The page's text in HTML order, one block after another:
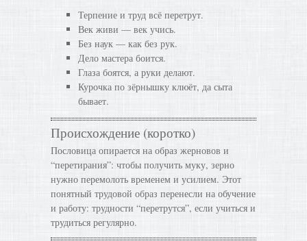
Терпение и труд всё перетрут.
Век живи — век учись.
Без наук — как без рук.
Дело мастера боится.
Глаза боятся, а руки делают.
Курочка по зёрнышку клюёт, да сыта
бывает.
Происхождение (коротко)
Пословица опирается на образ жерновов и
“перетирания”: чтобы получить муку, зерно
нужно перемолоть временем и усилием. Этот
понятный трудовой образ перенесли на обучение
и работу: трудности “перетрутся”, если учиться и
трудиться регулярно.